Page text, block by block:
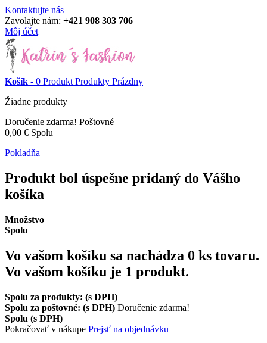
Kontaktujte nás
Zavolajte nám: +421 908 303 706
Môj účet
Košík - 0 Produkt Produkty Prázdny
Žiadne produkty
Doručenie zdarma! Poštovné
0,00 € Spolu
Pokladňa
Produkt bol úspešne pridaný do Vášho
košíka
Množstvo
Spolu
Vo vašom košíku sa nachádza 0 ks tovaru.
Vo vašom košíku je 1 produkt.
Spolu za produkty: (s DPH)
Spolu za poštovné: (s DPH) Doručenie zdarma!
Spolu (s DPH)
Pokračovať v nákupe Prejsť na objednávku